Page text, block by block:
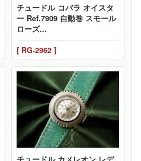
チュードル コバラ オイスタ
ー Ref.7909 自動巻 スモール
ローズ...
[ RG-2962 ]